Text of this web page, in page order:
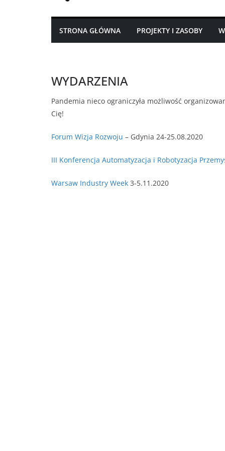
STRONA GŁÓWNA PROJEKTY I ZASOBY
WYDARZENIA
Pandemia nieco ograniczyła możliwość
Cię!
Forum Wizja Rozwoju – Gdynia 24-25.08.2020
III Konferencja Automatyzacja i Robotyzacja
Warsaw Industry Week 3-5.11.2020